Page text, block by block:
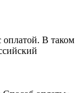
оплатой. В таком